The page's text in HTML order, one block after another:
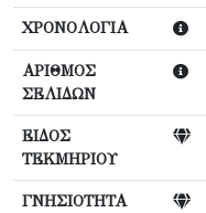
ΧΡΟΝΟΛΟΓΙΑ
ΑΡΙΘΜΟΣ
ΣΕΛΙΔΩΝ
ΕΙΔΟΣ
ΤΕΚΜΗΡΙΟΥ
ΓΝΗΣΙΟΤΗΤΑ